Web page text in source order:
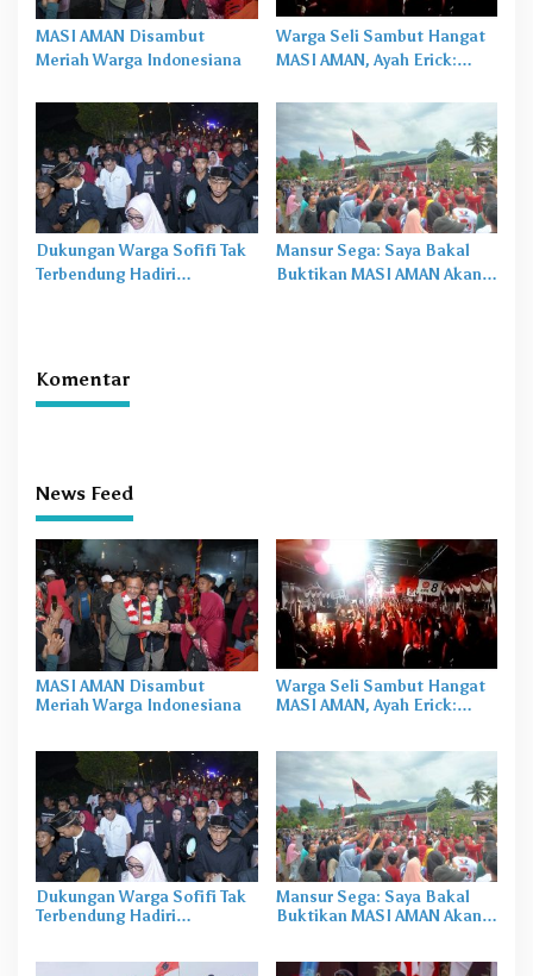
MASI AMAN Disambut
Meriah Warga Indonesiana
Warga Seli Sambut Hangat
MASI AMAN, Ayah Erick:
Sendiri
Dukungan Warga Sofifi Tak
Terbendung Hadiri
Mansur Sega: Saya Bakal
Buktikan MASI AMAN Akan
Komentar
News Feed
MASI AMAN Disambut
Meriah Warga Indonesiana
Warga Seli Sambut Hangat
MASI AMAN, Ayah Erick:
Dukungan Warga Sofifi Tak
Terbendung Hadiri
Mansur Sega: Saya Bakal
Buktikan MASI AMAN Akan